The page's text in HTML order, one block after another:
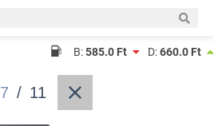
B:585.0 Ft D:660.0 Ft
7 / 11